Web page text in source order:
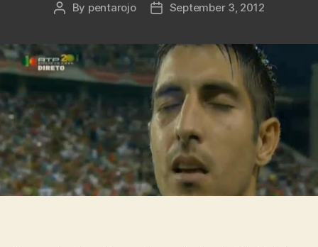
Post
By pentarojo
PostSeptember 3, 2012